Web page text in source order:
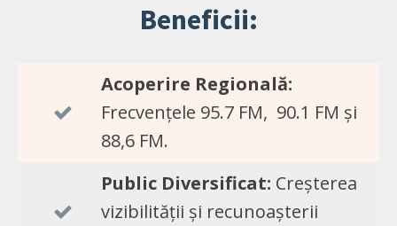
Beneficii:
Acoperire Regională:
Frecvențele 95.7 FM, 90.1 FM și
88,6 FM.
Public Diversificat: Creșterea
vizibilității și recunoașterii